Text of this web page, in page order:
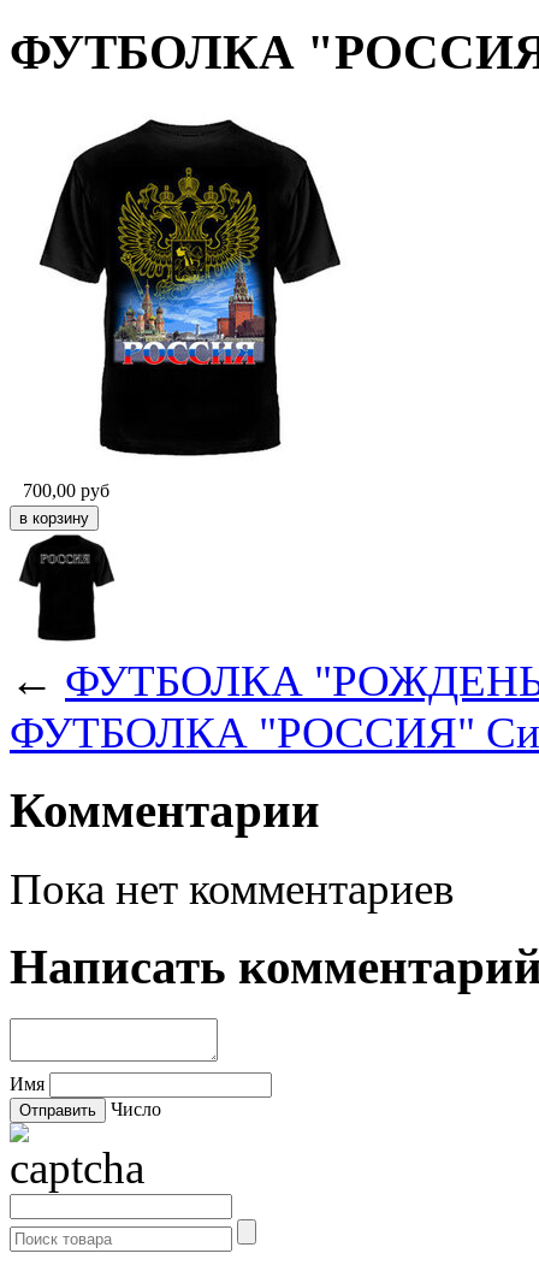
ФУТБОЛКА
700,00 руб
← ФУТБОЛКА
ФУТБОЛКА "РОССИЯ"
Комментарии
Пока нет комментариев
Написать
Имя
Число